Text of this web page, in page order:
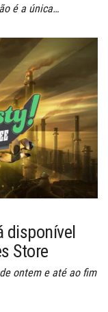
é a única…
disponível
Store
ontem e até ao fim